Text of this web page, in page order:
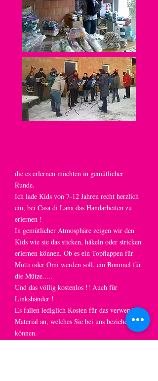
die es erlernen möchten in gemütlicher
Runde.
Ich lade Kids von 7-12 Jahren recht herzlich
ein, bei Casa di Lana das Handarbeiten zu
erlernen !
In gemütlicher Atmosphäre zeigen wir den
Kids wie sie das sticken, häkeln oder stricken
erlernen können. Ob es ein Topflappen für
Mutti oder Omi werden soll, ein Bommel für
die Mütze.....
Und das völlig kostenlos !! Auch für
Linkshänder !
Es fallen lediglich Kosten für das verwendete
Material an, welches Sie bei uns beziehen
können.